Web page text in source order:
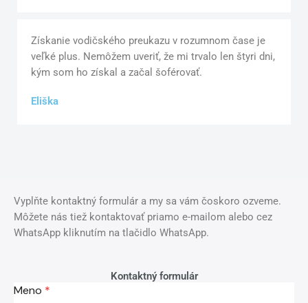
Získanie vodičského preukazu v rozumnom čase je
veľké plus. Nemôžem uveriť, že mi trvalo len štyri dni,
kým som ho získal a začal šoférovať.
Eliška
Vyplňte kontaktný formulár a my sa vám čoskoro ozveme.
Môžete nás tiež kontaktovať priamo e-mailom alebo cez
WhatsApp kliknutím na tlačidlo WhatsApp.
Kontaktný formulár
Meno *